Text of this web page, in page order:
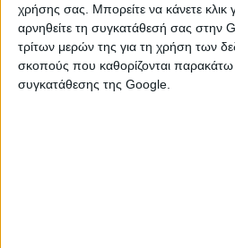
χρήσης σας. Μπορείτε να κάνετε κλικ
αρνηθείτε τη συγκατάθεσή σας στην
τρίτων μερών της για τη χρήση των
σκοπούς που καθορίζονται παρακάτω
συγκατάθεσης της Google.
Ἡρόδοτος - Ἱστορίαι
Πλάτων - Νόμοι
πηγή: Facebook/Ancient Greek